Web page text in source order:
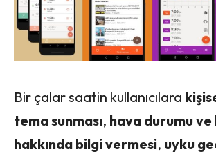
Bir çalar saatin kullanıcılara
tema sunması, hava durumu
hakkında bilgi vermesi, uyku